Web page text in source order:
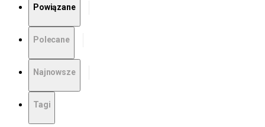
Powiązane
Polecane
Najnowsze
Tagi